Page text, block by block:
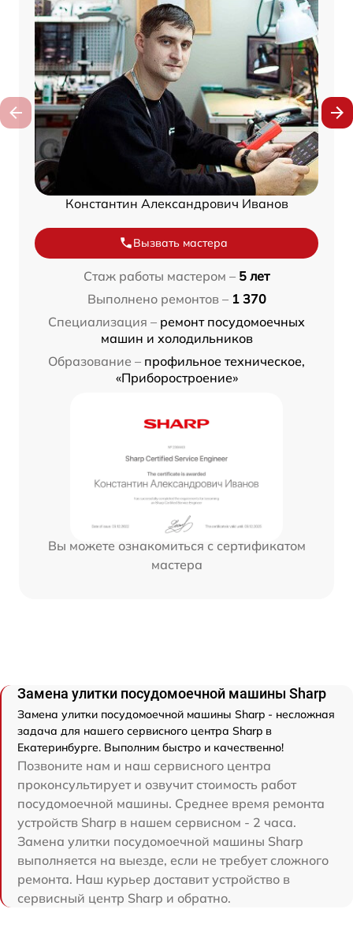
Константин Александрович Иванов
Вызвать мастера
Стаж работы мастером – 5 лет
Выполнено ремонтов – 1 370
Специализация – ремонт посудомоечных
машин и холодильников
Образование – профильное техническое,
«Приборостроение»
Вы можете ознакомиться с сертификатом
мастера
Замена улитки посудомоечной машины Sharp
Замена улитки посудомоечной машины Sharp - несложная
задача для нашего сервисного центра Sharp в
Екатеринбурге. Выполним быстро и качественно!
Позвоните нам и наш сервисного центра
проконсультирует и озвучит стоимость работ
посудомоечной машины. Среднее время ремонта
устройств Sharp в нашем сервисном - 2 часа.
Замена улитки посудомоечной машины Sharp
выполняется на выезде, если не требует сложного
ремонта. Наш курьер доставит устройство в
сервисный центр Sharp и обратно.